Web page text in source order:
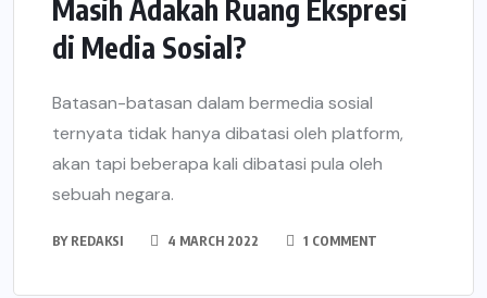
Masih Adakah Ruang Ekspresi
di Media Sosial?
Batasan-batasan dalam bermedia sosial
ternyata tidak hanya dibatasi oleh platform,
akan tapi beberapa kali dibatasi pula oleh
sebuah negara.
BY REDAKSI 4 MARCH 2022 1 COMMENT